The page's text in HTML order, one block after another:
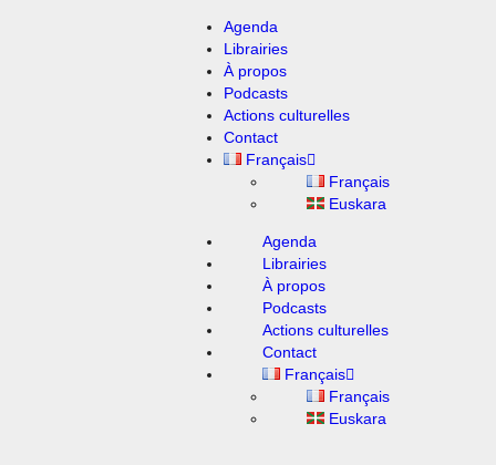
Agenda
Librairies
À propos
Podcasts
Actions culturelles
Contact
Français
Français
Euskara
Agenda
Librairies
À propos
Podcasts
Actions culturelles
Contact
Français
Français
Euskara